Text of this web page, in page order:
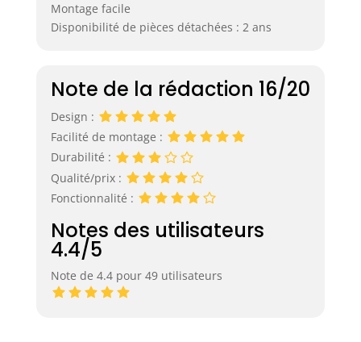
Montage facile
Disponibilité de pièces détachées : 2 ans
Note de la rédaction 16/20
Design :
Facilité de montage :
Durabilité :
Qualité/prix :
Fonctionnalité :
Notes des utilisateurs
4.4/5
Note de 4.4 pour 49 utilisateurs